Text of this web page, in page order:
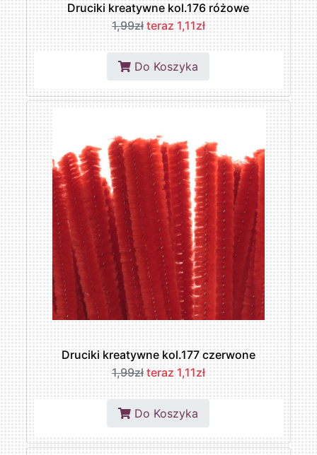
Druciki kreatywne kol.176 różowe
1,99zł teraz 1,11zł
Do Koszyka
Druciki kreatywne kol.177 czerwone
1,99zł teraz 1,11zł
Do Koszyka